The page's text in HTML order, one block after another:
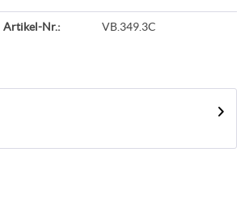
Artikel-Nr.: VB.349.3C